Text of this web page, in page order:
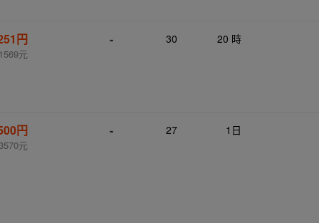
円
元
- 30 20 時
円
元
- 27 1日